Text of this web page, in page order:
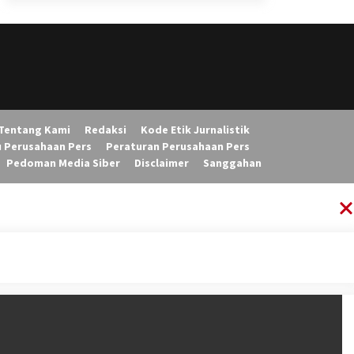
Kami Redaksi
Kode Etik Jurnalistik
Pers
Peraturan Perusahaan Pers
Pedoman Media Siber Disclaimer Sanggahan